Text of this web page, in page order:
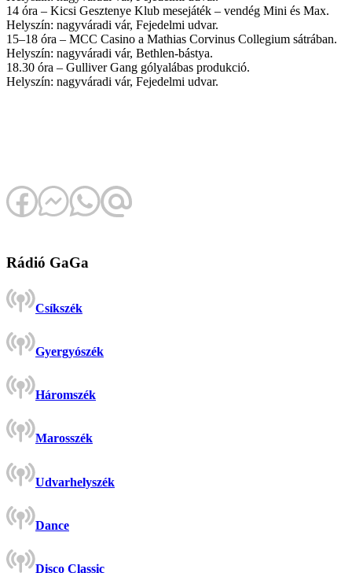
14 óra – Kicsi Gesztenye Klub mesejáték – vendég Mini és Max.
Helyszín: nagyváradi vár, Fejedelmi udvar.
15–18 óra – MCC Casino a Mathias Corvinus Collegium sátrában.
Helyszín: nagyváradi vár, Bethlen-bástya.
18.30 óra – Gulliver Gang gólyalábas produkció.
Helyszín: nagyváradi vár, Fejedelmi udvar.
Rádió GaGa
Csíkszék
Gyergyószék
Háromszék
Marosszék
Udvarhelyszék
Dance
Disco Classic